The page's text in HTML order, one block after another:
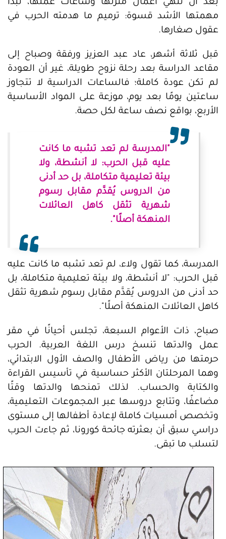
بعد أن تُنهي أعمال منزلها وساعات عملها، تبدأ
مهمتها الأشد قسوة: ترميم ما هدمته الحرب في
عقول صغارها.
قبل ثلاثة أشهر، عاد عبد العزيز ورفقة وصباح إلى
مقاعد الدراسة بعد رحلة نزوح طويلة، غير أن العودة
لم تكن عودة كاملة؛ فالساعات الدراسية لا تتجاوز
ساعتين يومًا بعد يوم، موزعة على المواد الأساسية
الأربع، بواقع نصف ساعة لكل حصة.
"المدرسة لم تعد تشبه ما كانت
عليه قبل الحرب: لا أنشطة، ولا
بيئة تعليمية متكاملة، بل حد أدنى
من الدروس يُقدَّم مقابل رسوم
شهرية تثقل كاهل العائلات
المنهكة أصلًا".
المدرسة، كما تقول ولاء، لم تعد تشبه ما كانت عليه
قبل الحرب: "لا أنشطة، ولا بيئة تعليمية متكاملة، بل
حد أدنى من الدروس يُقدَّم مقابل رسوم شهرية تثقل
كاهل العائلات المنهكة أصلًا".
صباح، ذات الأعوام السبعة، تجلس أحيانًا في مقر
عمل والدتها تنسخ درس اللغة العربية. الحرب
حرمتها من رياض الأطفال والصف الأول الابتدائي،
وهما المرحلتان الأكثر حساسية في تأسيس القراءة
والكتابة والحساب. لذلك تمنحها والدتها وقتًا
مضاعفًا، وتتابع دروسها عبر المجموعات التعليمية،
وتخصص أمسيات كاملة لإعادة أطفالها إلى مستوى
دراسي سبق أن بعثرته جائحة كورونا، ثم جاءت الحرب
لتسلب ما تبقى.